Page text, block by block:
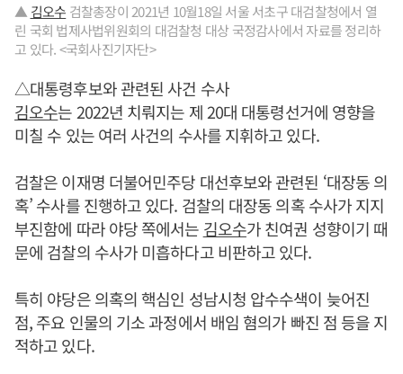
▲ 김오수 검찰총장이 2021년 10월18일 서울 서초구 대검찰청에서 열
린 국회 법제사법위원회의 대검찰청 대상 국정감사에서 자료를 정리하
고 있다. <국회사진기자단>
△대통령후보와 관련된 사건 수사
김오수는 2022년 치뤄지는 제 20대 대통령선거에 영향을
미칠 수 있는 여러 사건의 수사를 지휘하고 있다.
검찰은 이재명 더불어민주당 대선후보와 관련된 ‘대장동 의
혹’ 수사를 진행하고 있다. 검찰의 대장동 의혹 수사가 지지
부진함에 따라 야당 쪽에서는 김오수가 친여권 성향이기 때
문에 검찰의 수사가 미흡하다고 비판하고 있다.
특히 야당은 의혹의 핵심인 성남시청 압수수색이 늦어진
점, 주요 인물의 기소 과정에서 배임 혐의가 빠진 점 등을 지
적하고 있다.